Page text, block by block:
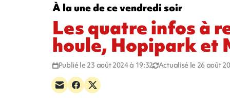
À la une de ce vendredi soir
Les quatre infos à
houle, Hopipark et
Publié le 23 août 2024 à 19:32 Actualisé le 26 août